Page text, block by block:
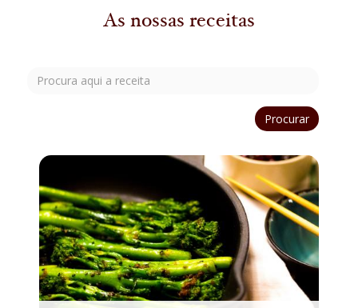
As nossas receitas
Procurar